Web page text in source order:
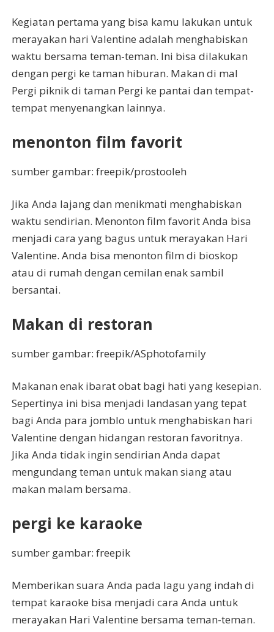
Kegiatan pertama yang bisa kamu lakukan untuk
merayakan hari Valentine adalah menghabiskan
waktu bersama teman-teman. Ini bisa dilakukan
dengan pergi ke taman hiburan. Makan di mal
Pergi piknik di taman Pergi ke pantai dan tempat-
tempat menyenangkan lainnya.
menonton film favorit
sumber gambar: freepik/prostooleh
Jika Anda lajang dan menikmati menghabiskan
waktu sendirian. Menonton film favorit Anda bisa
menjadi cara yang bagus untuk merayakan Hari
Valentine. Anda bisa menonton film di bioskop
atau di rumah dengan cemilan enak sambil
bersantai.
Makan di restoran
sumber gambar: freepik/ASphotofamily
Makanan enak ibarat obat bagi hati yang kesepian.
Sepertinya ini bisa menjadi landasan yang tepat
bagi Anda para jomblo untuk menghabiskan hari
Valentine dengan hidangan restoran favoritnya.
Jika Anda tidak ingin sendirian Anda dapat
mengundang teman untuk makan siang atau
makan malam bersama.
pergi ke karaoke
sumber gambar: freepik
Memberikan suara Anda pada lagu yang indah di
tempat karaoke bisa menjadi cara Anda untuk
merayakan Hari Valentine bersama teman-teman.